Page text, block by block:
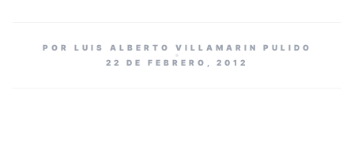
POR LUIS ALBERTO VILLAMARIN PULIDO
22 DE FEBRERO, 2012